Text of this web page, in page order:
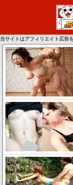
当サイトはアフィリエイト広告